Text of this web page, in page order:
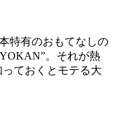
特有のおもてなしの
。それが熱
ておくとモテる大